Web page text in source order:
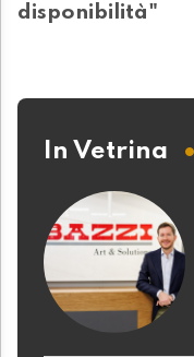
disponibilità"
In Vetrina